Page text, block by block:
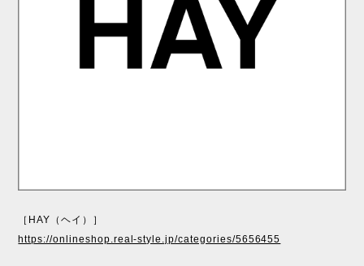
［HAY（ヘイ）］
https://onlineshop.real-style.jp/categories/5656455